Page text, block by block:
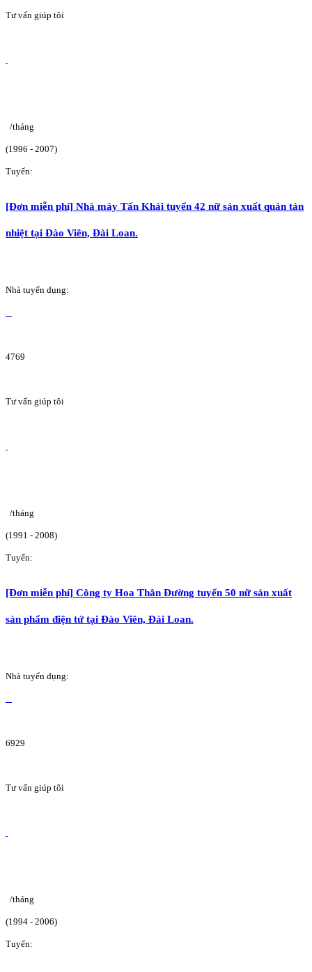
Tư vấn giúp tôi
/tháng
(1996 - 2007)
Tuyển:
[Đơn miễn phí] Nhà máy Tấn Khải tuyển 42 nữ sản xuất quản tản
nhiệt tại Đào Viên, Đài Loan.
Nhà tuyển dụng:
4769
Tư vấn giúp tôi
/tháng
(1991 - 2008)
Tuyển:
[Đơn miễn phí] Công ty Hoa Thân Đường tuyển 50 nữ sản xuất
sản phẩm điện tử tại Đào Viên, Đài Loan.
Nhà tuyển dụng:
6929
Tư vấn giúp tôi
/tháng
(1994 - 2006)
Tuyển: